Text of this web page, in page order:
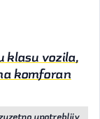
klasu vozila,
komforan